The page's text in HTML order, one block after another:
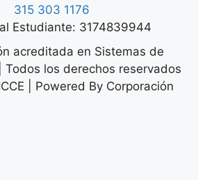
315 303 1176
Estudiante: 3174839944
acreditada en Sistemas de
los derechos reservados
| Powered By Corporación